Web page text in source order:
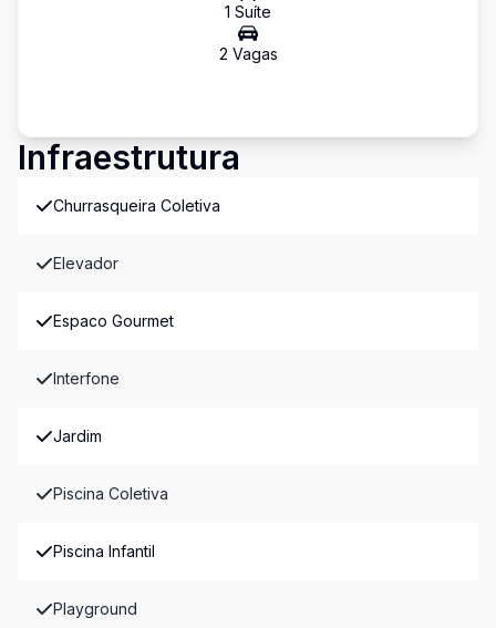
1 Suíte
2 Vagas
Infraestrutura
Churrasqueira Coletiva
Elevador
Espaco Gourmet
Interfone
Jardim
Piscina Coletiva
Piscina Infantil
Playground